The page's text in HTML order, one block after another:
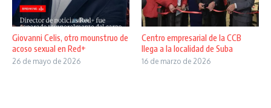
Giovanni Celis, otro mounstruo de
acoso sexual en Red+
26 de mayo de 2026
Centro empresarial de la CCB
llega a la localidad de Suba
16 de marzo de 2026